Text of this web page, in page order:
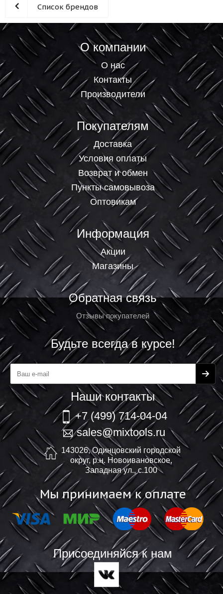
Список брендов
О компании
О нас
Контакты
Производители
Покупателям
Доставка
Условия оплаты
Возврат и обмен
Пункты самовывоза
Оптовикам
Информация
Акции
Магазины
Обратная связь
Отзывы покупателей
Будьте всегда в курсе!
Наши контакты
+7 (499) 714-04-04
sales@mixtools.ru
143026, Одинцовский городской
округ, р.н. Новоивановское,
Западная ул., с.100
Мы принимаем к оплате
Присоединяйся к нам